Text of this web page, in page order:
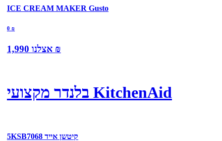
ICE CREAM MAKER Gusto
0 ₪
אצלנו 1,990 ₪
בלנדר מקצועי KitchenAid
5KSB7068 קיטשן אייד